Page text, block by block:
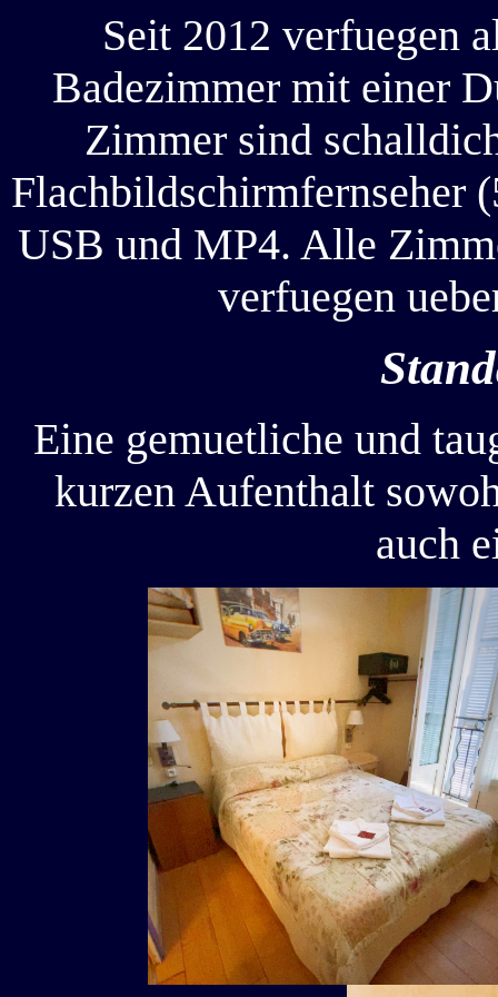
Seit 2012 verfuegen
Badezimmer mit einer
Zimmer sind
Flachbildschirmfernseher
USB und MP4. Alle
verfuegen
Eine gemuetliche und
kurzen Aufenthalt
auch